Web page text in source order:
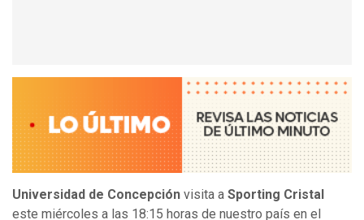
Universidad de Concepción visita a Sporting Cristal
este miércoles a las 18:15 horas de nuestro país en el